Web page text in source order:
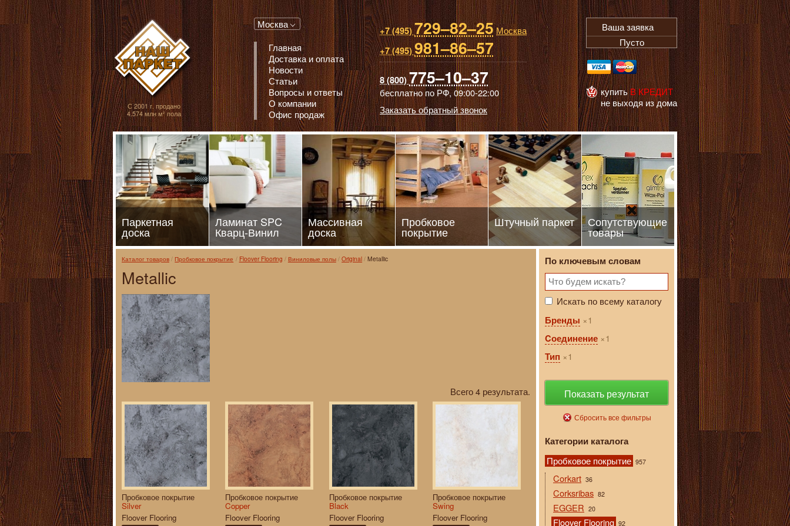
Паркет, Штучный паркет, Массивная доска, Ламинированный паркет
С 2001 г. продано
4.574 млн м² пола
Москва
Главная
Доставка и оплата
Новости
Статьи
Вопросы и ответы
О компании
Офис продаж
+7 (495)729–82–25 Москва
+7 (495)981–86–57
8 (800)775–10–37
бесплатно по РФ,09:00-22:00
Заказать обратный звонок
Ваша заявка
Пусто
купитьВ КРЕДИТ
не выходя из дома
Паркетная
доска
Ламинат SPC
Кварц-Винил
Массивная
доска
Пробковое
покрытие
Штучный паркет Сопутствующие
товары
Каталог товаров Пробковое покрытие Floover Flooring Виниловые полы Original Metallic
Metallic
Всего 4 результата.
Пробковое покрытие
Silver
Floover Flooring
Пробковое покрытие
Copper
Floover Flooring
Пробковое покрытие
Black
Floover Flooring
Пробковое покрытие
Swing
Floover Flooring
По ключевым словам
Искать по всему каталогу
Бренды
1
Cоединение
1
Тип
1
Показать результат
Сбросить все фильтры
Категории каталога
Пробковое покрытие 957
Corkart 36
Corksribas 82
EGGER 20
Floover Flooring 92